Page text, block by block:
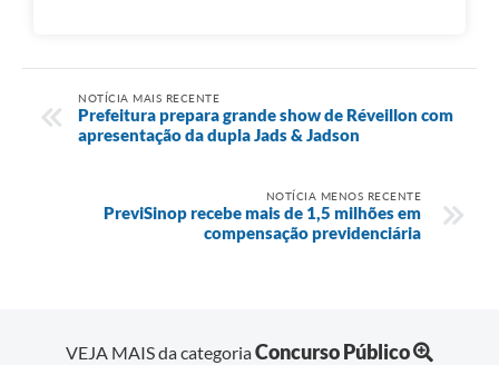
NOTÍCIA MAIS RECENTE
Prefeitura prepara grande show de Réveillon com
apresentação da dupla Jads & Jadson
NOTÍCIA MENOS RECENTE
PreviSinop recebe mais de 1,5 milhões em
compensação previdenciária
VEJA MAIS da categoriaConcurso Público